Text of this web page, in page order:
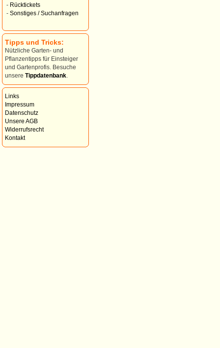
- Rücktickets
- Sonstiges / Suchanfragen
Tipps und Tricks:
Nützliche Garten- und
Pflanzentipps für Einsteiger
und Gartenprofis. Besuche
unsere Tippdatenbank
Links
Impressum
Datenschutz
Unsere AGB
Widerrufsrecht
Kontakt